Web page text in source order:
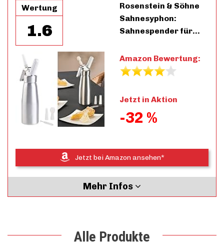
Wertung
1.6
Rosenstein & Söhne
Sahnesyphon:
Sahnespender für…
Amazon Bewertung:
Jetzt in Aktion
-32 %
Jetzt bei Amazon ansehen*
Mehr Infos
Alle Produkte